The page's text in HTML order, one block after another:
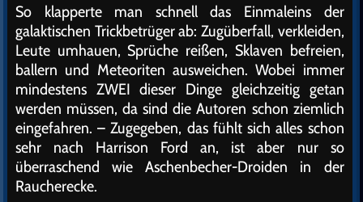
So klapperte man schnell das Einmaleins der
galaktischen Trickbetrüger ab: Zugüberfall, verkleiden,
Leute umhauen, Sprüche reißen, Sklaven befreien,
ballern und Meteoriten ausweichen. Wobei immer
mindestens ZWEI dieser Dinge gleichzeitig getan
werden müssen, da sind die Autoren schon ziemlich
eingefahren. – Zugegeben, das fühlt sich alles schon
sehr nach Harrison Ford an, ist aber nur so
überraschend wie Aschenbecher-Droiden in der
Raucherecke.